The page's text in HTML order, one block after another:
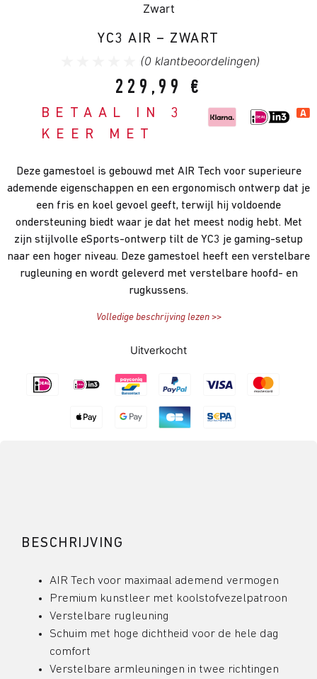
Zwart
YC3 AIR – ZWART
(0 klantbeoordelingen)
229,99 €
BETAAL IN 3
KEER MET
Deze gamestoel is gebouwd met AIR Tech voor superieure
ademende eigenschappen en een ergonomisch ontwerp dat je
een fris en koel gevoel geeft, terwijl hij voldoende
ondersteuning biedt waar je dat het meest nodig hebt. Met
zijn stijlvolle eSports-ontwerp tilt de YC3 je gaming-setup
naar een hoger niveau. Deze gamestoel heeft een verstelbare
rugleuning en wordt geleverd met verstelbare hoofd- en
rugkussens.
Volledige beschrijving lezen >>
Uitverkocht
BESCHRIJVING
AIR Tech voor maximaal ademend vermogen
Premium kunstleer met koolstofvezelpatroon
Verstelbare rugleuning
Schuim met hoge dichtheid voor de hele dag
comfort
Verstelbare armleuningen in twee richtingen